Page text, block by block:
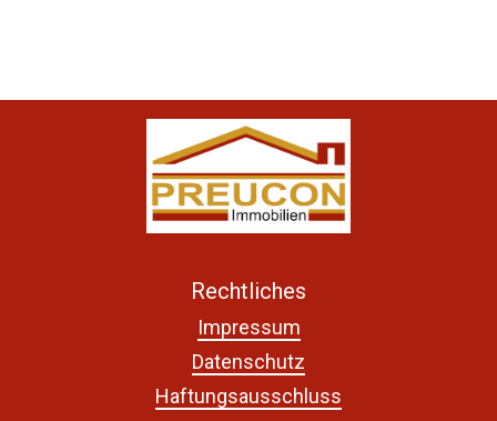
Rechtliches
Impressum
Datenschutz
Haftungsausschluss